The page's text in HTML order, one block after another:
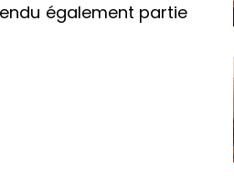
également partie